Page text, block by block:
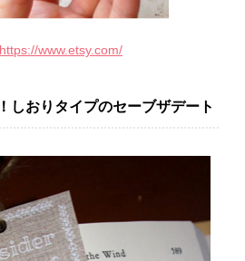
https://www.etsy.com/
しおりタイプのセーブザデート